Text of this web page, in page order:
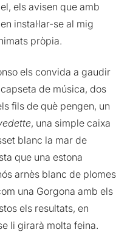
els avisen que amb
instal·lar-se al mig
pròpia.
els convida a gaudir
de música, dos
fils de què pengen, un
, una simple caixa
blanc la mar de
que una estona
arnès blanc de plomes
una Gorgona amb els
els resultats, en
li girarà molta feina.